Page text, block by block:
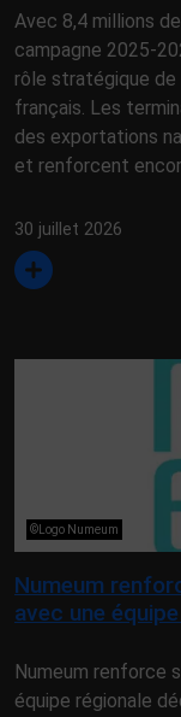
Avec 8,4 millions
campagne 2025-
rôle stratégique de
français. Les
des exportations
et renforcent
30 juillet 2026
©Logo Numeum
Numeum
avec une
Numeum renforce
équipe régionale